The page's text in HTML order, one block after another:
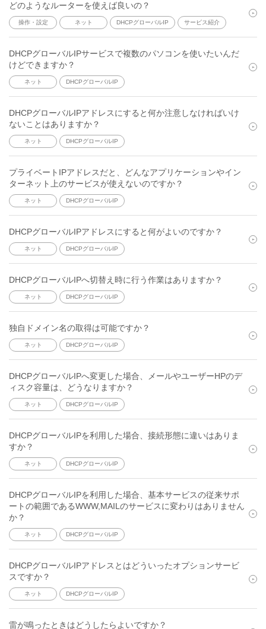
どのようなルーターを使えば良いの？
操作・設定 ネット DHCPグローバルIP サービス紹介
DHCPグローバルIPサービスで複数のパソコンを使いたいんだ
けどできますか？
ネット DHCPグローバルIP
DHCPグローバルIPアドレスにすると何か注意しなければいけ
ないことはありますか？
ネット DHCPグローバルIP
プライベートIPアドレスだと、どんなアプリケーションやイン
ターネット上のサービスが使えないのですか？
ネット DHCPグローバルIP
DHCPグローバルIPアドレスにすると何がよいのですか？
ネット DHCPグローバルIP
DHCPグローバルIPへ切替え時に行う作業はありますか？
ネット DHCPグローバルIP
独自ドメイン名の取得は可能ですか？
ネット DHCPグローバルIP
DHCPグローバルIPへ変更した場合、メールやユーザーHPのデ
ィスク容量は、どうなりますか？
ネット DHCPグローバルIP
DHCPグローバルIPを利用した場合、接続形態に違いはありま
すか？
ネット DHCPグローバルIP
DHCPグローバルIPを利用した場合、基本サービスの従来サポ
ートの範囲であるWWW,MAILのサービスに変わりはありません
か？
ネット DHCPグローバルIP
DHCPグローバルIPアドレスとはどういったオプションサービ
スですか？
ネット DHCPグローバルIP
雷が鳴ったときはどうしたらよいですか？